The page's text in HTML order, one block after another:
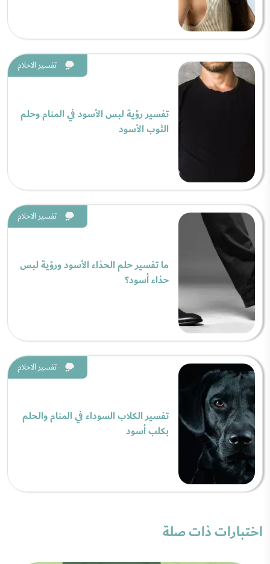
تفسير الاحلام
تفسير رؤية لبس الأسود في المنام وحلم
الثوب الأسود
تفسير الاحلام
ما تفسير حلم الحذاء الأسود ورؤية لبس
حذاء أسود؟
تفسير الاحلام
تفسير الكلاب السوداء في المنام والحلم
بكلب أسود
اختبارات ذات صلة